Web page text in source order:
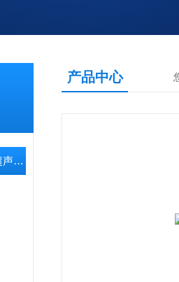
实验室超声波清洗机（超声波清洗器）
产品中心